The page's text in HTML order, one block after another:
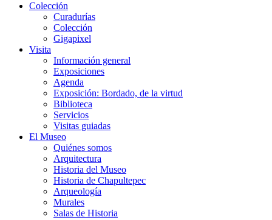
Colección
Curadurías
Colección
Gigapixel
Visita
Información general
Exposiciones
Agenda
Exposición: Bordado, de la virtud
Biblioteca
Servicios
Visitas guiadas
El Museo
Quiénes somos
Arquitectura
Historia del Museo
Historia de Chapultepec
Arqueología
Murales
Salas de Historia